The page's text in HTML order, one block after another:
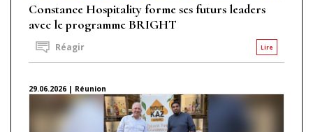
Constance Hospitality forme ses futurs leaders
avec le programme BRIGHT
Lire
Réagir
29.06.2026 | Réunion